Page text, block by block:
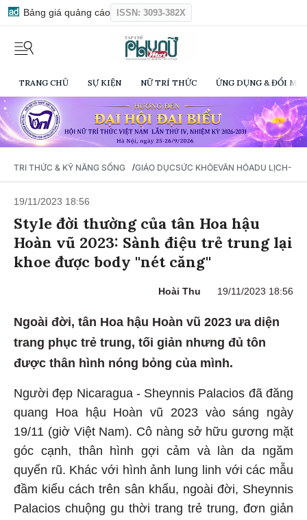
Bảng giá quảng cáo ISSN: 3093-382X
TRANG CHỦ SỰ KIỆN NỮ TRÍ THỨC ỨNG DỤNG & ĐỔI
TRI THỨC & KỸ NĂNG SỐNG /GIÁO DỤCSỨC KHỎEVĂN HÓADU LỊCH-
19/11/2023 18:56
Style đời thường của tân Hoa hậu
Hoàn vũ 2023: Sành điệu trẻ trung lại
khoe được body ''nét căng''
Hoài Thu 19/11/2023 18:56
Ngoài đời, tân Hoa hậu Hoàn vũ 2023 ưa diện
trang phục trẻ trung, tối giản nhưng đủ tôn
được thân hình nóng bỏng của mình.
Người đẹp Nicaragua - Sheynnis Palacios đã đăng
quang Hoa hậu Hoàn vũ 2023 vào sáng ngày
19/11 (giờ Việt Nam). Cô nàng sở hữu gương mặt
góc cạnh, thân hình gợi cảm và làn da ngăm
quyến rũ. Khác với hình ảnh lung linh với các mẫu
đầm kiểu cách trên sân khấu, ngoài đời, Sheynnis
Palacios chuộng gu thời trang trẻ trung, đơn giản